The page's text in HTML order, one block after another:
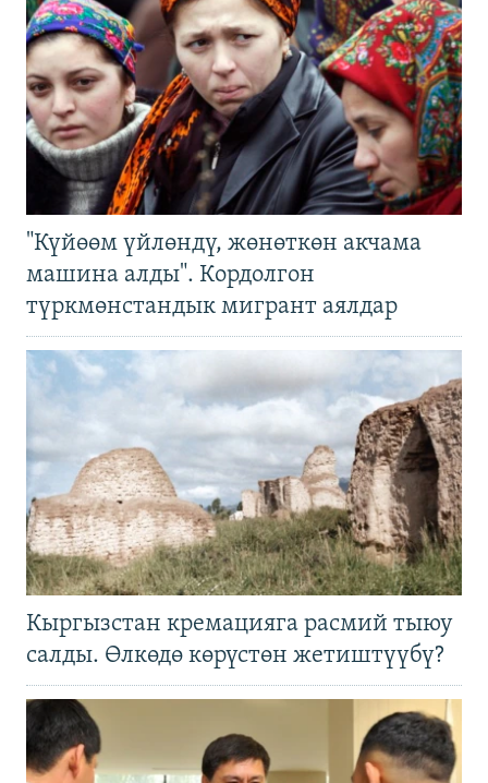
"Күйөөм үйлөндү, жөнөткөн акчама
машина алды". Кордолгон
түркмөнстандык мигрант аялдар
Кыргызстан кремацияга расмий тыюу
салды. Өлкөдө көрүстөн жетиштүүбү?